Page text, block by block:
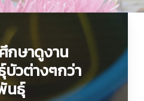
กษาดูงาน
วต่างๆกว่า
นธุ์